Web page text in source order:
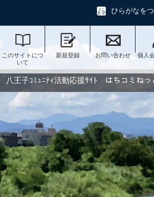
ひらがなを
このサイトにつ
いて
新規登録 お問い合わせ
個人
八王子ｺﾐｭﾆﾃｨ活動応援ｻｲﾄ はちコミねっ